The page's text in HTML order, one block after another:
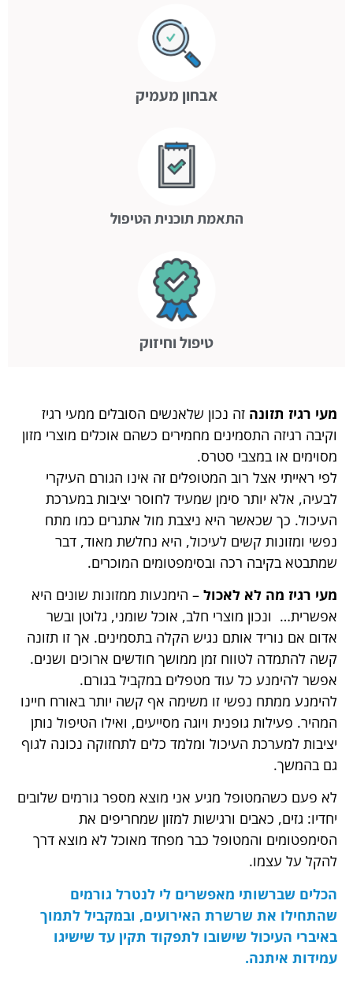
אבחון מעמיק
התאמת תוכנית הטיפול
טיפול וחיזוק
מעי רגיז תזונה זה נכון שלאנשים הסובלים ממעי רגיז
וקיבה רגיזה התסמינים מחמירים כשהם אוכלים מוצרי מזון
מסוימים או במצבי סטרס.
לפי ראייתי אצל רוב המטופלים זה אינו הגורם העיקרי
לבעיה, אלא יותר סימן שמעיד לחוסר יציבות במערכת
העיכול. כך שכאשר היא ניצבת מול אתגרים כמו מתח
נפשי ומזונות קשים לעיכול, היא נחלשת מאוד, דבר
שמתבטא בקיבה רכה ובסימפטומים המוכרים.
מעי רגיז מה לא לאכול – הימנעות ממזונות שונים היא
אפשרית… ונכון מוצרי חלב, אוכל שומני, גלוטן ובשר
אדום אם נוריד אותם נגיש הקלה בתסמינים. אך זו תזונה
קשה להתמדה לטווח זמן ממושך חודשים ארוכים ושנים.
אפשר להימנע כל עוד מטפלים במקביל בגורם.
להימנע ממתח נפשי זו משימה אף קשה יותר באורח חיינו
המהיר. פעילות גופנית ויוגה מסייעים, ואילו הטיפול נותן
יציבות למערכת העיכול ומלמד כלים לתחזוקה נכונה לגוף
גם בהמשך.
לא פעם כשהמטופל מגיע אני מוצא מספר גורמים שלובים
יחדיו: גזים, כאבים ורגישות למזון שמחריפים את
הסימפטומים והמטופל כבר מפחד מאוכל לא מוצא דרך
להקל על עצמו.
הכלים שברשותי מאפשרים לי לנטרל גורמים
שהתחילו את שרשרת האירועים, ובמקביל לתמוך
באיברי העיכול שישובו לתפקוד תקין עד שישיגו
עמידות איתנה.